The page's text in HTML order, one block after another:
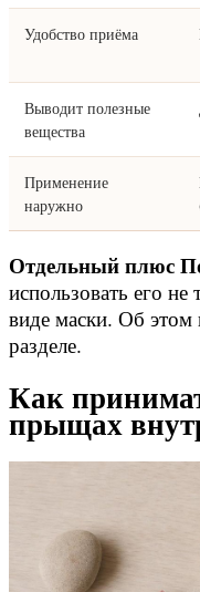
Удобство приёма
Выводит полезные
вещества
Применение
наружно
Отдельный плюс
использовать его
виде маски. Об
разделе.
Как
прыщах